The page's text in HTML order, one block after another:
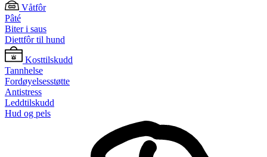
Våtfôr
Pâté
Biter i saus
Diettfôr til hund
Kosttilskudd
Tannhelse
Fordøyelsesstøtte
Antistress
Leddtilskudd
Hud og pels